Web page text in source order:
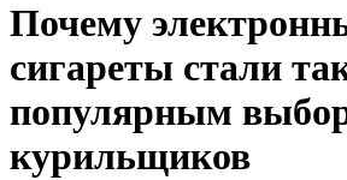
Почему
сигареты стали
популярным
курильщиков